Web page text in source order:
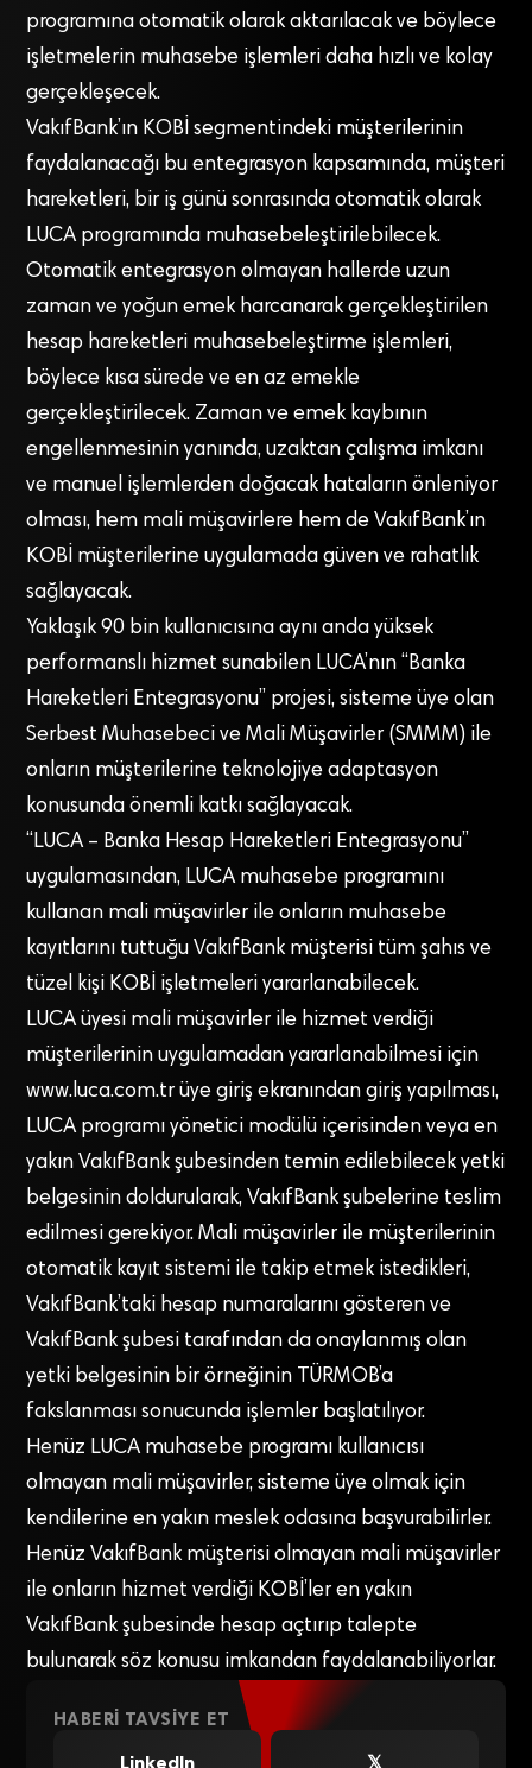
programına otomatik olarak aktarılacak ve böylece
işletmelerin muhasebe işlemleri daha hızlı ve kolay
gerçekleşecek.
VakıfBank’ın KOBİ segmentindeki müşterilerinin
faydalanacağı bu entegrasyon kapsamında, müşteri
hareketleri, bir iş günü sonrasında otomatik olarak
LUCA programında muhasebeleştirilebilecek.
Otomatik entegrasyon olmayan hallerde uzun
zaman ve yoğun emek harcanarak gerçekleştirilen
hesap hareketleri muhasebeleştirme işlemleri,
böylece kısa sürede ve en az emekle
gerçekleştirilecek. Zaman ve emek kaybının
engellenmesinin yanında, uzaktan çalışma imkanı
ve manuel işlemlerden doğacak hataların önleniyor
olması, hem mali müşavirlere hem de VakıfBank’ın
KOBİ müşterilerine uygulamada güven ve rahatlık
sağlayacak.
Yaklaşık 90 bin kullanıcısına aynı anda yüksek
performanslı hizmet sunabilen LUCA’nın “Banka
Hareketleri Entegrasyonu” projesi, sisteme üye olan
Serbest Muhasebeci ve Mali Müşavirler (SMMM) ile
onların müşterilerine teknolojiye adaptasyon
konusunda önemli katkı sağlayacak.
“LUCA – Banka Hesap Hareketleri Entegrasyonu”
uygulamasından, LUCA muhasebe programını
kullanan mali müşavirler ile onların muhasebe
kayıtlarını tuttuğu VakıfBank müşterisi tüm şahıs ve
tüzel kişi KOBİ işletmeleri yararlanabilecek.
LUCA üyesi mali müşavirler ile hizmet verdiği
müşterilerinin uygulamadan yararlanabilmesi için
www.luca.com.tr üye giriş ekranından giriş yapılması,
LUCA programı yönetici modülü içerisinden veya en
yakın VakıfBank şubesinden temin edilebilecek yetki
belgesinin doldurularak, VakıfBank şubelerine teslim
edilmesi gerekiyor. Mali müşavirler ile müşterilerinin
otomatik kayıt sistemi ile takip etmek istedikleri,
VakıfBank’taki hesap numaralarını gösteren ve
VakıfBank şubesi tarafından da onaylanmış olan
yetki belgesinin bir örneğinin TÜRMOB’a
fakslanması sonucunda işlemler başlatılıyor.
Henüz LUCA muhasebe programı kullanıcısı
olmayan mali müşavirler, sisteme üye olmak için
kendilerine en yakın meslek odasına başvurabilirler.
Henüz VakıfBank müşterisi olmayan mali müşavirler
ile onların hizmet verdiği KOBİ’ler en yakın
VakıfBank şubesinde hesap açtırıp talepte
bulunarak söz konusu imkandan faydalanabiliyorlar.
HABERI TAVSIYE ET
LinkedIn
𝕏